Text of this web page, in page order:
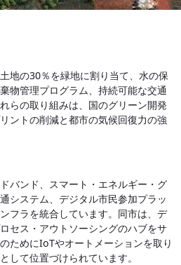
地の30％を緑地に割り当て、水の保
物管理プログラム、持続可能な交通
らの取り組みは、国のグリーン開発
ントの削減と都市の気候回復力の強
バンド、スマート・エネルギー・グ
システム、デジタル市民参加プラッ
フラを統合しています。同市は、デ
セス・アウトソーシングのハブをサ
ためにIoTやオートメーションを取り
して位置づけられています。